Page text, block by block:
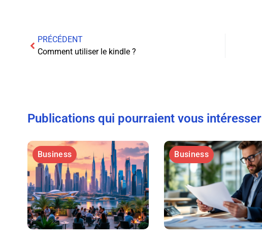
PRÉCÉDENT
Comment utiliser le kindle ?
Publications qui pourraient vous intéresser
Business Business